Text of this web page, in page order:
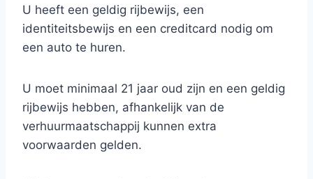
U heeft een geldig rijbewijs, een
identiteitsbewijs en een creditcard nodig om
een auto te huren.
U moet minimaal 21 jaar oud zijn en een geldig
rijbewijs hebben, afhankelijk van de
verhuurmaatschappij kunnen extra
voorwaarden gelden.